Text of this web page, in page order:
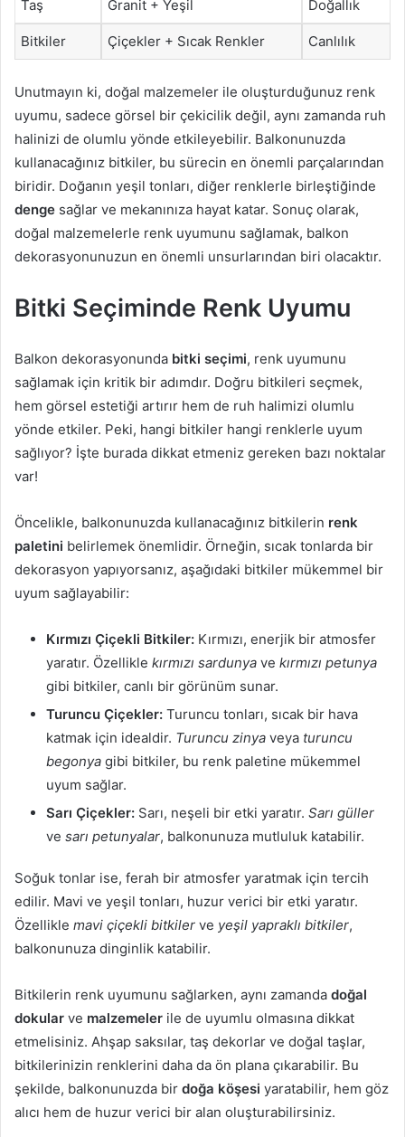
Taş Granit + Yeşil Doğallık
Bitkiler Çiçekler + Sıcak Renkler Canlılık
Unutmayın ki, doğal malzemeler ile oluşturduğunuz renk
uyumu, sadece görsel bir çekicilik değil, aynı zamanda ruh
halinizi de olumlu yönde etkileyebilir. Balkonunuzda
kullanacağınız bitkiler, bu sürecin en önemli parçalarından
biridir. Doğanın yeşil tonları, diğer renklerle birleştiğinde
denge sağlar ve mekanınıza hayat katar. Sonuç olarak,
doğal malzemelerle renk uyumunu sağlamak, balkon
dekorasyonunuzun en önemli unsurlarından biri olacaktır.
Bitki Seçiminde Renk Uyumu
Balkon dekorasyonunda bitki seçimi, renk uyumunu
sağlamak için kritik bir adımdır. Doğru bitkileri seçmek,
hem görsel estetiği artırır hem de ruh halimizi olumlu
yönde etkiler. Peki, hangi bitkiler hangi renklerle uyum
sağlıyor? İşte burada dikkat etmeniz gereken bazı noktalar
var!
Öncelikle, balkonunuzda kullanacağınız bitkilerin renk
paletini belirlemek önemlidir. Örneğin, sıcak tonlarda bir
dekorasyon yapıyorsanız, aşağıdaki bitkiler mükemmel bir
uyum sağlayabilir:
Kırmızı Çiçekli Bitkiler: Kırmızı, enerjik bir atmosfer
yaratır. Özellikle kırmızı sardunya ve kırmızı petunya
gibi bitkiler, canlı bir görünüm sunar.
Turuncu Çiçekler: Turuncu tonları, sıcak bir hava
katmak için idealdir. Turuncu zinya veya turuncu
begonya gibi bitkiler, bu renk paletine mükemmel
uyum sağlar.
Sarı Çiçekler: Sarı, neşeli bir etki yaratır. Sarı güller
ve sarı petunyalar, balkonunuza mutluluk katabilir.
Soğuk tonlar ise, ferah bir atmosfer yaratmak için tercih
edilir. Mavi ve yeşil tonları, huzur verici bir etki yaratır.
Özellikle mavi çiçekli bitkiler ve yeşil yapraklı bitkiler,
balkonunuza dinginlik katabilir.
Bitkilerin renk uyumunu sağlarken, aynı zamanda doğal
dokular ve malzemeler ile de uyumlu olmasına dikkat
etmelisiniz. Ahşap saksılar, taş dekorlar ve doğal taşlar,
bitkilerinizin renklerini daha da ön plana çıkarabilir. Bu
şekilde, balkonunuzda bir doğa köşesi yaratabilir, hem göz
alıcı hem de huzur verici bir alan oluşturabilirsiniz.